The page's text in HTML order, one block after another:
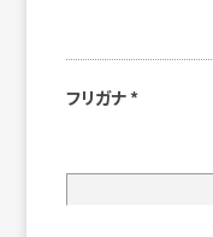
フリガナ *